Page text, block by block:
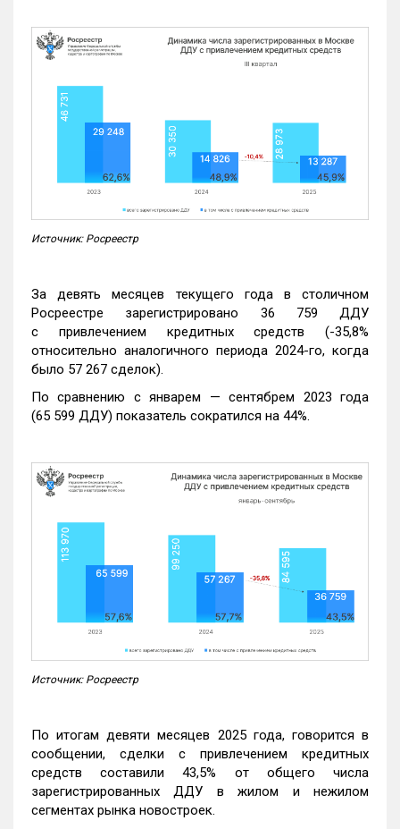
Источник: Росреестр
За девять месяцев текущего года в столичном
Росреестре зарегистрировано 36 759 ДДУ
с привлечением кредитных средств (-35,8%
относительно аналогичного периода 2024-го, когда
было 57 267 сделок).
По сравнению с январем — сентябрем 2023 года
(65 599 ДДУ) показатель сократился на 44%.
Источник: Росреестр
По итогам девяти месяцев 2025 года, говорится в
сообщении, сделки с привлечением кредитных
средств составили 43,5% от общего числа
зарегистрированных ДДУ в жилом и нежилом
сегментах рынка новостроек.